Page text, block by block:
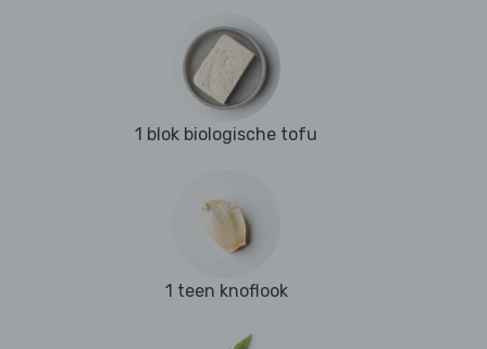
1 blok biologische tofu
1 teen knoflook